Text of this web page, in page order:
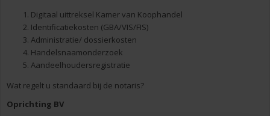
Digitaal uittreksel Kamer van Koophandel
Identificatiekosten (GBA/VIS/FIS)
Administratie/ dossierkosten
Handelsnaamonderzoek
Aandeelhoudersregistratie
Wat regelt u standaard bij de notaris?
Oprichting BV